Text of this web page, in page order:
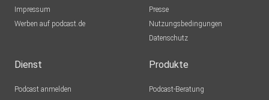
Impressum
Werben auf podcast.de
Presse
Nutzungsbedingungen
Datenschutz
Dienst
Podcast anmelden
Produkte
Podcast-Beratung